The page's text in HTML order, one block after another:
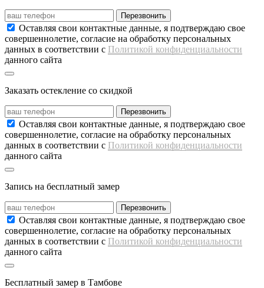
Перезвонить
Оставляя свои контактные данные, я подтверждаю свое
совершеннолетие, согласие на обработку персональных
данных в соответствии с Политикой конфиденциальности
данного сайта
Заказать остекление со скидкой
Перезвонить
Оставляя свои контактные данные, я подтверждаю свое
совершеннолетие, согласие на обработку персональных
данных в соответствии с Политикой конфиденциальности
данного сайта
Запись на бесплатный замер
Перезвонить
Оставляя свои контактные данные, я подтверждаю свое
совершеннолетие, согласие на обработку персональных
данных в соответствии с Политикой конфиденциальности
данного сайта
Бесплатный замер в Тамбове